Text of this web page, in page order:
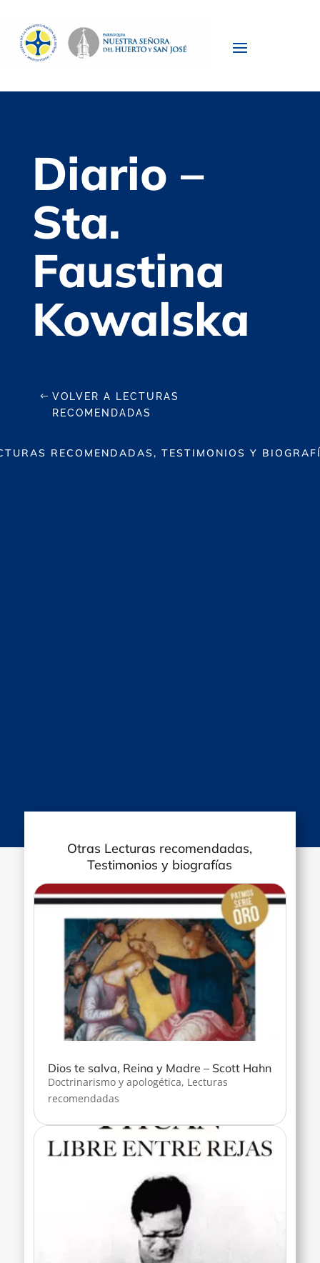
Diario –
Sta.
Faustina
Kowalska
VOLVER A LECTURAS
RECOMENDADAS
RECOMENDADAS, TESTIMONIOS Y
Otras Lecturas recomendadas,
Testimonios y biografías
Dios te salva, Reina y Madre – Scott Hahn
Doctrinarismo y apologética, Lecturas
recomendadas